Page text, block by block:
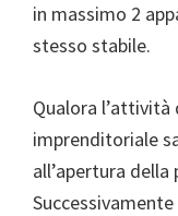
in massimo 2
stesso stabile.
Qualora
imprenditoriale
all’apertura